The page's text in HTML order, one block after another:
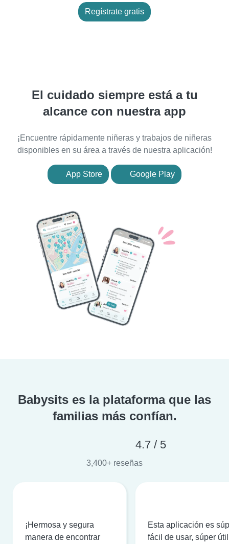
Regístrate gratis
El cuidado siempre está a tu
alcance con nuestra app
¡Encuentre rápidamente niñeras y trabajos de niñeras
disponibles en su área a través de nuestra aplicación!
App Store Google Play
Babysits es la plataforma que las
familias más confían.
4.7 / 5
3,400+ reseñas
¡Hermosa y segura
manera de encontrar
Esta aplicación es
fácil de usar, súper